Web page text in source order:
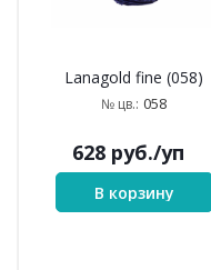
Lanagold fine (058)
№ цв.: 058
628 руб./уп
В корзину